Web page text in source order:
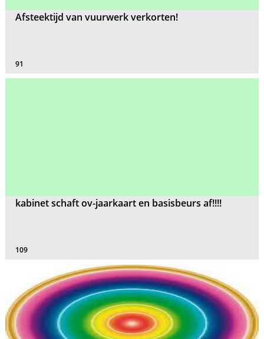
Afsteektijd van vuurwerk verkorten!
91
kabinet schaft ov-jaarkaart en basisbeurs af!!!!
109